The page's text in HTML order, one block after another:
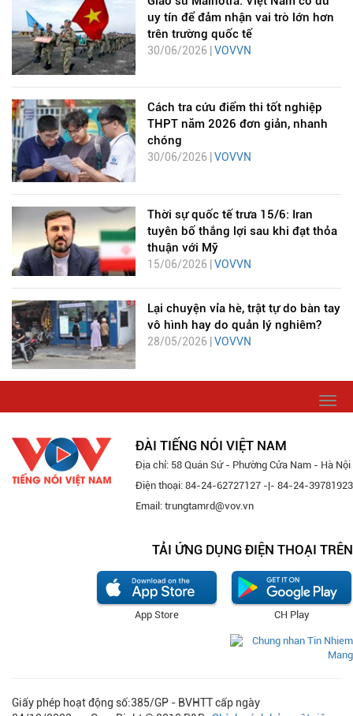
uy tín để đảm nhận vai trò lớn hơn
trên trường quốc tế
30/06/2026 | VOVVN
Cách tra cứu điểm thi tốt nghiệp
THPT năm 2026 đơn giản, nhanh
chóng
30/06/2026 | VOVVN
Thời sự quốc tế trưa 15/6: Iran
tuyên bố thắng lợi sau khi đạt thỏa
thuận với Mỹ
15/06/2026 | VOVVN
Lại chuyện vỉa hè, trật tự do bàn tay
vô hình hay do quản lý nghiêm?
28/05/2026 |VOVVN
ĐÀI TIẾNG NÓI VIỆT NAM
Địa chỉ: 58 Quán Sứ - Phường Cửa Nam - Hà Nội
Điện thoại: 84-24-62727127 -|- 84-24-39781923
Email: trungtamrd@vov.vn
TẢI ỨNG DỤNG ĐIỆN THOẠI TRÊN
CH Play
App Store
Giấy phép hoạt động số:385/GP - BVHTT cấp ngày